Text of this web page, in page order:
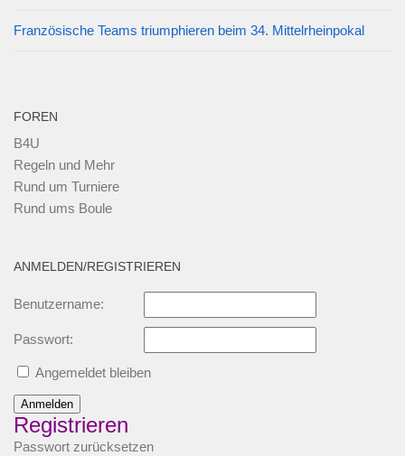
Französische Teams triumphieren beim 34. Mittelrheinpokal
FOREN
B4U
Regeln und Mehr
Rund um Turniere
Rund ums Boule
ANMELDEN/REGISTRIEREN
Benutzername:
Passwort:
Angemeldet bleiben
Anmelden
Registrieren
Passwort zurücksetzen